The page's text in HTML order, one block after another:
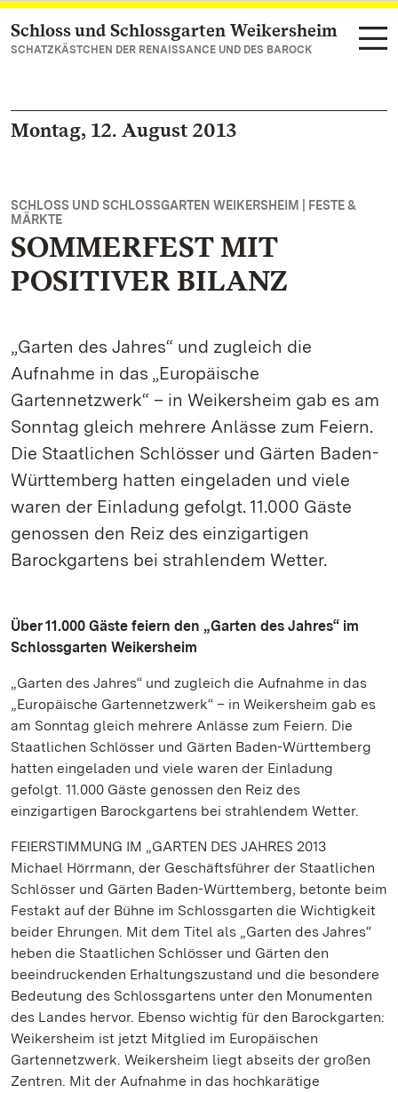
Zum Hauptinhalt springen
Schloss und Schlossgarten Weikersheim
SCHATZKÄSTCHEN DER RENAISSANCE UND DES BAROCK
Montag, 12. August 2013
SCHLOSS UND SCHLOSSGARTEN WEIKERSHEIM | FESTE &
MÄRKTE
SOMMERFEST MIT
POSITIVER BILANZ
„Garten des Jahres“ und zugleich die
Aufnahme in das „Europäische
Gartennetzwerk“ – in Weikersheim gab es am
Sonntag gleich mehrere Anlässe zum Feiern.
Die Staatlichen Schlösser und Gärten Baden-
Württemberg hatten eingeladen und viele
waren der Einladung gefolgt. 11.000 Gäste
genossen den Reiz des einzigartigen
Barockgartens bei strahlendem Wetter.
Über 11.000 Gäste feiern den „Garten des Jahres“ im
Schlossgarten Weikersheim
„Garten des Jahres“ und zugleich die Aufnahme in das
„Europäische Gartennetzwerk“ – in Weikersheim gab es
am Sonntag gleich mehrere Anlässe zum Feiern. Die
Staatlichen Schlösser und Gärten Baden-Württemberg
hatten eingeladen und viele waren der Einladung
gefolgt. 11.000 Gäste genossen den Reiz des
einzigartigen Barockgartens bei strahlendem Wetter.
FEIERSTIMMUNG IM „GARTEN DES JAHRES 2013
Michael Hörrmann, der Geschäftsführer der Staatlichen
Schlösser und Gärten Baden-Württemberg, betonte beim
Festakt auf der Bühne im Schlossgarten die Wichtigkeit
beider Ehrungen. Mit dem Titel als „Garten des Jahres“
heben die Staatlichen Schlösser und Gärten den
beeindruckenden Erhaltungszustand und die besondere
Bedeutung des Schlossgartens unter den Monumenten
des Landes hervor. Ebenso wichtig für den Barockgarten:
Weikersheim ist jetzt Mitglied im Europäischen
Gartennetzwerk. Weikersheim liegt abseits der großen
Zentren. Mit der Aufnahme in das hochkarätige